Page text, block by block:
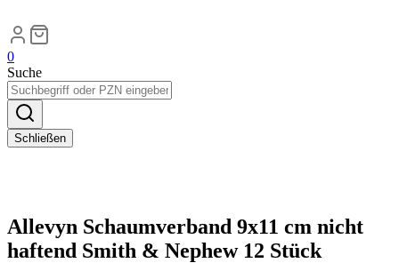
0
Suche
Schließen
Allevyn Schaumverband 9x11 cm nicht
haftend Smith & Nephew 12 Stück